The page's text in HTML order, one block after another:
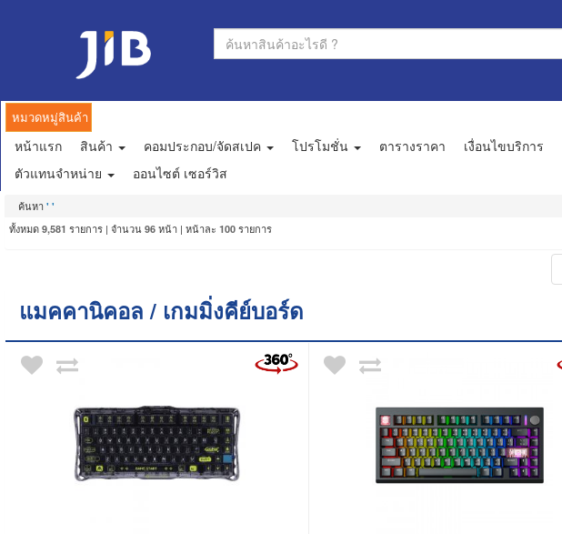
หมวดหมู่สินค้า
หน้าแรก สินค้า คอมประกอบ/จัดสเปค โปรโมชั่น ตารางราคา เงื่อนไขบริการ
ตัวแทนจำหน่าย
ออนไซต์ เซอร์วิส
ค้นหา ' '
ทั้งหมด 9,581 รายการ | จำนวน 96 หน้า | หน้าละ 100 รายการ
แมคคานิคอล / เกมมิ่งคีย์บอร์ด